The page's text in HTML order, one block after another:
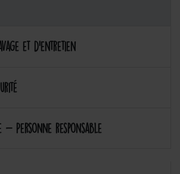
et d'entretien
- Personne responsable